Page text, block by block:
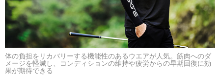
体の負担をリカバリーする機能性のあるウエアが人気。筋肉へのダ
メージを軽減し、コンディションの維持や疲労からの早期回復に効
果が期待できる